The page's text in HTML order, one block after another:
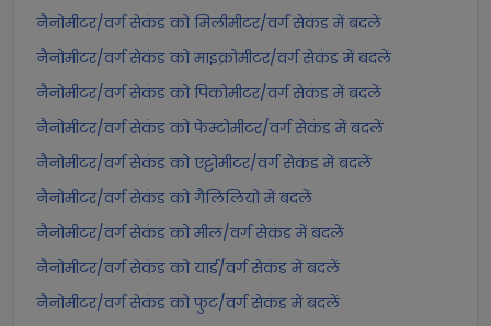
नैनोमीटर/वर्ग सेकंड को मिलीमीटर/वर्ग सेकंड में बदलें
नैनोमीटर/वर्ग सेकंड को माइक्रोमीटर/वर्ग सेकंड में बदलें
नैनोमीटर/वर्ग सेकंड को पिकोमीटर/वर्ग सेकंड में बदलें
नैनोमीटर/वर्ग सेकंड को फेम्टोमीटर/वर्ग सेकंड में बदलें
नैनोमीटर/वर्ग सेकंड को एट्टोमीटर/वर्ग सेकंड में बदलें
नैनोमीटर/वर्ग सेकंड को गैलिलियो में बदलें
नैनोमीटर/वर्ग सेकंड को मील/वर्ग सेकंड में बदलें
नैनोमीटर/वर्ग सेकंड को यार्ड/वर्ग सेकंड में बदलें
नैनोमीटर/वर्ग सेकंड को फुट/वर्ग सेकंड में बदलें